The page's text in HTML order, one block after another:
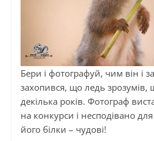
Бери і фотографуй, чим він і
захопився, що ледь
декілька років. Фотограф
на конкурси і несподівано
його білки – чудові!